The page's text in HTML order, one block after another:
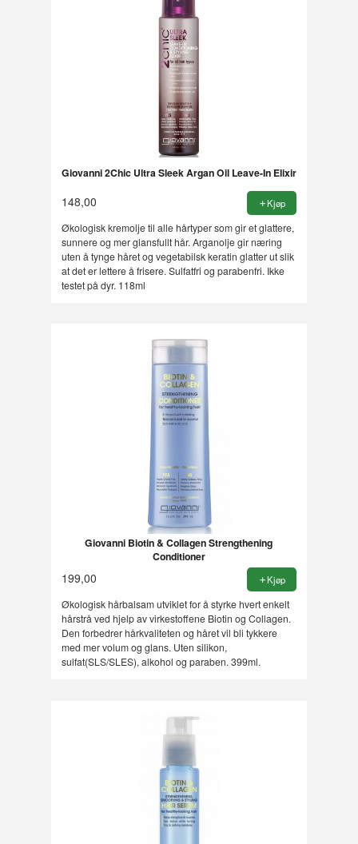
Giovanni 2Chic Ultra Sleek Argan Oil Leave-In Elixir
148,00 Kjøp
Økologisk kremolje til alle hårtyper som gir et glattere,
sunnere og mer glansfullt hår. Arganolje gir næring
uten å tynge håret og vegetabilsk keratin glatter ut slik
at det er lettere å frisere. Sulfatfri og parabenfri. Ikke
testet på dyr. 118ml
Giovanni Biotin & Collagen Strengthening
Conditioner
199,00 Kjøp
Økologisk hårbalsam utviklet for å styrke hvert enkelt
hårstrå ved hjelp av virkestoffene Biotin og Collagen.
Den forbedrer hårkvaliteten og håret vil bli tykkere
med mer volum og glans. Uten silikon,
sulfat(SLS/SLES), alkohol og paraben. 399ml.